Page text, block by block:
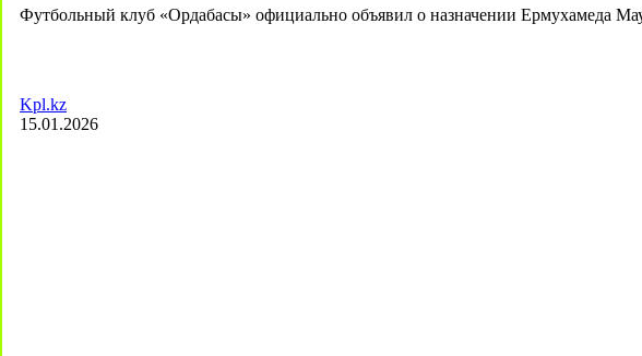
Футбольный клуб «Ордабасы» официально объявил о назначении Ермухамеда
Kpl.kz
15.01.2026